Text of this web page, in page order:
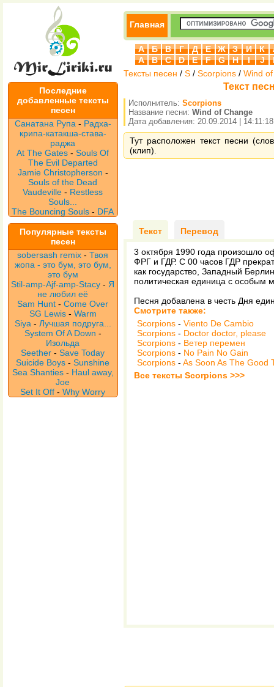
Последние
добавленные тексты
песен
Санатана Рупа - Радха-
крипа-катакша-става-
раджа
At The Gates -Souls Of
The Evil Departed
Jamie Christopherson -
Souls of the Dead
Vaudeville- Restless
Souls...
The Bouncing Souls - DFA
Популярные тексты
песен
sobersash remix -Твоя
жопа - это бум, это бум,
это бум
Stil-amp-Ajf-amp-Stacy - Я
не любил её
Sam Hunt -Come Over
SG Lewis - Warm
Siya - Лучшая подруга...
System Of A Down -
Изольда
Seether -Save Today
Suicide Boys -Sunshine
Sea Shanties - Haul away,
Joe
Set It Off -Why Worry
Главная
А Б В Г Д Е Ж З И К
A
B C D E F G H I J
Тексты песен / S / Scorpions / Wind
Текст
Исполнитель: Scorpions
Название песни: Wind of Change
Дата добавления: 20.09.2014 | 14:11:18
Тут расположен текст песни
(клип).
Текст Перевод
3 октября 1990 года произошло
ФРГ и ГДР. С 00 часов ГДР
как государство, Западный
политическая единица с особым
Песня добавлена в честь Дня
Смотрите также:
Scorpions - Viento De Cambio
Scorpions - Doctor doctor, please
Scorpions - Ветер перемен
Scorpions - No Pain No Gain
Scorpions - As Soon As The Good
Все тексты Scorpions >>>